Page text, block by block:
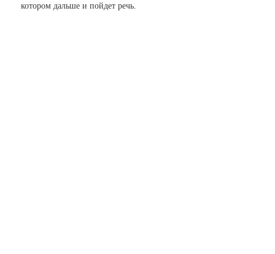
котором дальше и пойдет речь.